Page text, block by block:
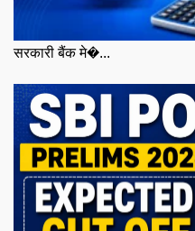
सरकारी बैंक मे�...